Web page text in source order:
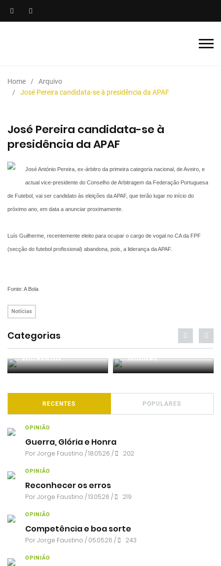
Home
Arquivo
José Pereira candidata-se à presidência da APAF
José Pereira candidata-se à
presidência da APAF
José António Pereira, ex-árbitro da primeira categoria nacional, de Aveiro, e
actual vice-presidente do Conselho de Arbitragem da Federação Portuguesa
de Futebol, vai ser candidato às eleições da APAF, que terão lugar no início do
próximo ano, em data a anunciar proximamente.
Luís Guilherme, recentemente eleito para ocupar o cargo de vogal no CA da FPF
(secção do futebol profissional) abandona, pois, a liderança da APAF.
Fonte: A Bola
Notícias
Categorias
Entrevistas Análises
RECENTES POPULARES
OPINIÃO
Guerra, Glória e Honra
PorJorge Faustino / 18.05.26 / 202
OPINIÃO
Reconhecer os erros
PorJorge Faustino / 13.05.26 / 219
OPINIÃO
Competência e boa sorte
PorJorge Faustino / 05.05.26 / 243
OPINIÃO